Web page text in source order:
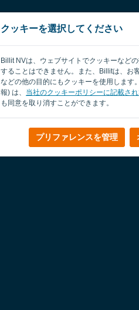
クッキーを選択してください
Billit NVは、ウェブサイトでクッキーなど
することはできません。また、Billitは、お
などの他の目的にもクッキーを使用します
報) は、 当社のクッキーポリシーに記載さ
も同意を取り消すことができます。
プリファレンスを管理